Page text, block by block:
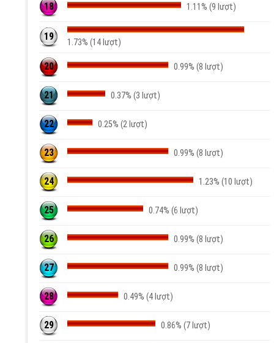
18 1.11% (9 lượt)
19
1.73% (14 lượt)
20 0.99% (8 lượt)
21 0.37% (3 lượt)
22 0.25% (2 lượt)
23 0.99% (8 lượt)
24 1.23% (10 lượt)
25 0.74% (6 lượt)
26 0.99% (8 lượt)
27 0.99% (8 lượt)
28 0.49% (4 lượt)
29 0.86% (7 lượt)